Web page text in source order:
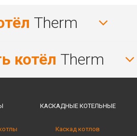
Therm
котёл Therm
КАСКАДНЫЕ КОТЕЛЬНЫE
Каскад котлов